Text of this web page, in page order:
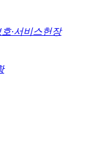
·서비스헌장